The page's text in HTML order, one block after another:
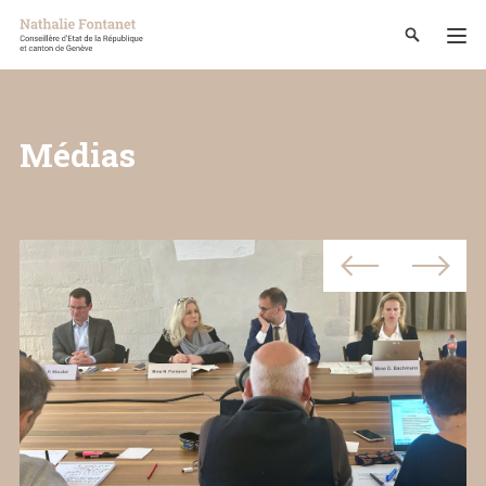
Médias